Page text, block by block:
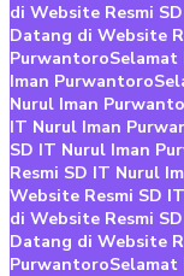
di Website Resmi
Datang di Website
PurwantoroSelamat
Iman Purwantoro
Nurul Iman
IT Nurul Iman
SD IT Nurul Iman
Resmi SD IT Nurul
Website Resmi SD
di Website Resmi
Datang di Website
PurwantoroSelamat